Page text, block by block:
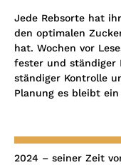
Jede Rebsorte hat
den optimalen
hat. Wochen vor
fester und ständiger
ständiger Kontrolle
Planung es bleibt
2024 – seiner Zeit